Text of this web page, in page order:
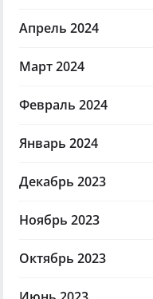
Апрель 2024
Март 2024
Февраль 2024
Январь 2024
Декабрь 2023
Ноябрь 2023
Октябрь 2023